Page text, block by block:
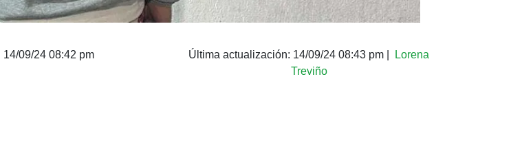
14/09/24 08:42 pm Última actualización: 14/09/24 08:43 pm
Lorena
Treviño